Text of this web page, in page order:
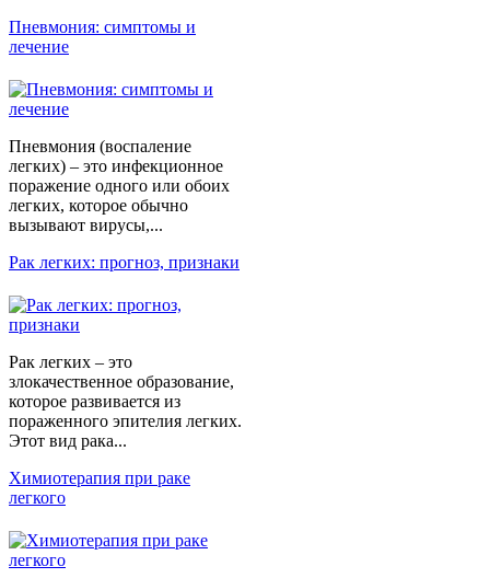
Пневмония: симптомы и
лечение
Пневмония (воспаление
легких) – это инфекционное
поражение одного или обоих
легких, которое обычно
вызывают вирусы,...
Рак легких: прогноз, признаки
Рак легких – это
злокачественное образование,
которое развивается из
пораженного эпителия легких.
Этот вид рака...
Химиотерапия при раке
легкого